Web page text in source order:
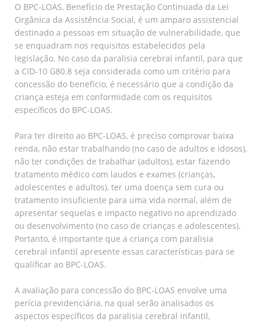
O BPC-LOAS, Benefício de Prestação Continuada da Lei
Orgânica da Assistência Social, é um amparo assistencial
destinado a pessoas em situação de vulnerabilidade, que
se enquadram nos requisitos estabelecidos pela
legislação. No caso da paralisia cerebral infantil, para que
a CID-10 G80.8 seja considerada como um critério para
concessão do benefício, é necessário que a condição da
criança esteja em conformidade com os requisitos
específicos do BPC-LOAS.
Para ter direito ao BPC-LOAS, é preciso comprovar baixa
renda, não estar trabalhando (no caso de adultos e idosos),
não ter condições de trabalhar (adultos), estar fazendo
tratamento médico com laudos e exames (crianças,
adolescentes e adultos), ter uma doença sem cura ou
tratamento insuficiente para uma vida normal, além de
apresentar sequelas e impacto negativo no aprendizado
ou desenvolvimento (no caso de crianças e adolescentes).
Portanto, é importante que a criança com paralisia
cerebral infantil apresente essas características para se
qualificar ao BPC-LOAS.
A avaliação para concessão do BPC-LOAS envolve uma
perícia previdenciária, na qual serão analisados os
aspectos específicos da paralisia cerebral infantil,